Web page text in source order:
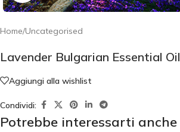
Home/Uncategorised
Lavender Bulgarian Essential Oil
Aggiungi alla wishlist
Condividi:
Potrebbe interessarti anche